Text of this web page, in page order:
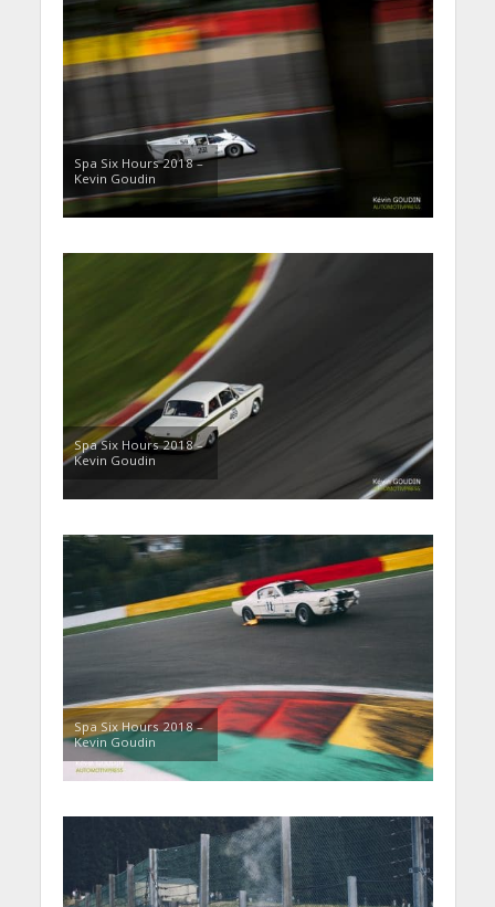
Spa Six Hours 2018 –
Kevin Goudin
Spa Six Hours 2018 –
Kevin Goudin
Spa Six Hours 2018 –
Kevin Goudin